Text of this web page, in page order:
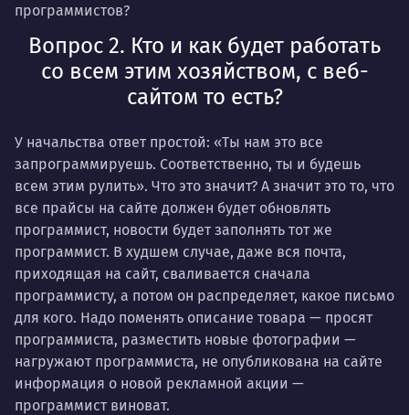
программистов?
Вопрос 2. Кто и как будет работать
со всем этим хозяйством, с веб-
сайтом то есть?
У начальства ответ простой: «Ты нам это все
запрограммируешь. Соответственно, ты и будешь
всем этим рулить». Что это значит? А значит это то, что
все прайсы на сайте должен будет обновлять
программист, новости будет заполнять тот же
программист. В худшем случае, даже вся почта,
приходящая на сайт, сваливается сначала
программисту, а потом он распределяет, какое письмо
для кого. Надо поменять описание товара — просят
программиста, разместить новые фотографии —
нагружают программиста, не опубликована на сайте
информация о новой рекламной акции —
программист виноват.